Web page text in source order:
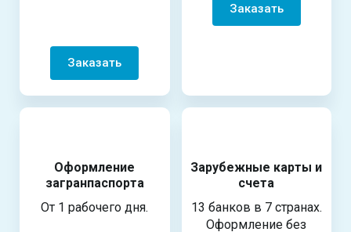
Заказать
Заказать
Оформление
загранпаспорта
От 1 рабочего дня.
Зарубежные карты и
счета
13 банков в 7 странах.
Оформление без